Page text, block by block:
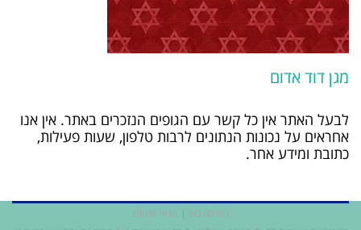
מגן דוד אדום
לבעל האתר אין כל קשר עם הגופים הנזכרים באתר. אין אנו
אחראים על נכונות הנתונים לרבות טלפון, שעות פעילות,
כתובת ומידע אחר.
לפרסם כאן | תנאי שימוש